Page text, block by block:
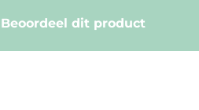
Beoordeel dit product